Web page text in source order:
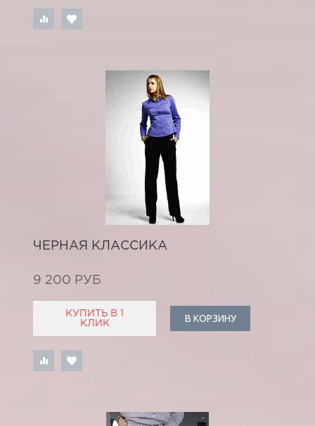
ЧЕРНАЯ КЛАССИКА
9 200 РУБ
КУПИТЬ В 1
КЛИК
В КОРЗИНУ